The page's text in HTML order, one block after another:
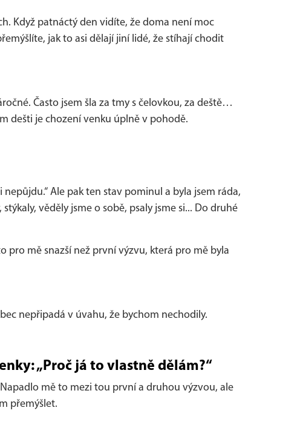
Když patnáctý den vidíte, že doma není moc
jak to asi dělají jiní lidé, že stíhají chodit
Často jsem šla za tmy s čelovkou, za deště…
dešti je chození venku úplně v pohodě.
Ale pak ten stav pominul a byla jsem ráda,
věděly jsme o sobě, psaly jsme si... Do druhé
pro mě snazší než první výzvu, která pro mě byla
nepřipadá v úvahu, že bychom nechodily.
„Proč já to vlastně dělám?“
mě to mezi tou první a druhou výzvou, ale
přemýšlet.